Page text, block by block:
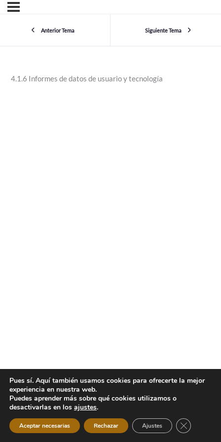
Anterior Tema Siguiente Tema
4.1.6 Informes de datos de usuario y tecnología
Pues sí. Aquí también usamos cookies para ofrecerte la mejor
experiencia en nuestra web.
Puedes aprender más sobre qué cookies utilizamos o
desactivarlas en los ajustes.
Aceptar necesarias Rechazar Ajustes Cerrar el